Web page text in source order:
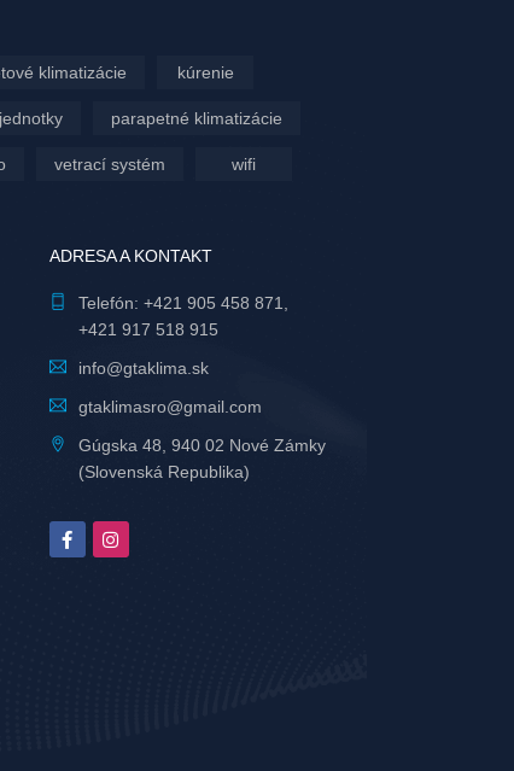
klimatizácie kúrenie
parapetné klimatizácie
vetrací systém wifi
ADRESA A KONTAKT
Telefón: +421 905 458 871
+421 917 518 915
info@gtaklima.sk
gtaklimasro@gmail.com
Gúgska 48, 940 02 Nové Zámky
(Slovenská Republika)